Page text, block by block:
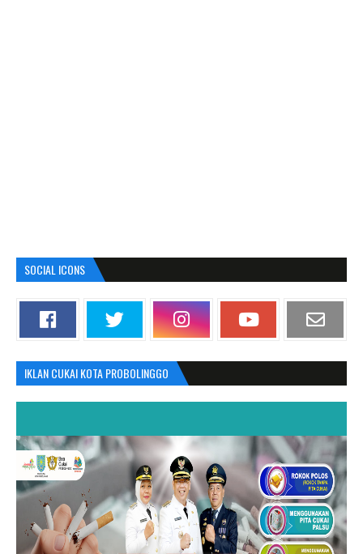
SOCIAL ICONS
IKLAN CUKAI KOTA PROBOLINGGO